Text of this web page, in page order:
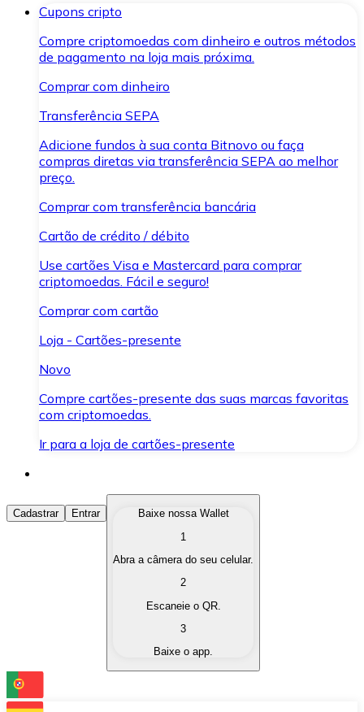
Cupons cripto
Compre criptomoedas com dinheiro e outros métodos
de pagamento na loja mais próxima.
Comprar com dinheiro
Transferência SEPA
Adicione fundos à sua conta Bitnovo ou faça
compras diretas via transferência SEPA ao melhor
preço.
Comprar com transferência bancária
Cartão de crédito / débito
Use cartões Visa e Mastercard para comprar
criptomoedas. Fácil e seguro!
Comprar com cartão
Loja - Cartões-presente
Novo
Compre cartões-presente das suas marcas favoritas
com criptomoedas.
Ir para a loja de cartões-presente
Comprar Criptomoedas
Compre as criptomoedas de seu interesse de forma
Converta suas criptomoedas em moeda fiduciária
Troque uma criptomoeda por outra
Cadastrar Entrar
Baixe nossa Wallet
1
Abra a câmera do seu celular.
2
Escaneie o QR.
3
Baixe o app.